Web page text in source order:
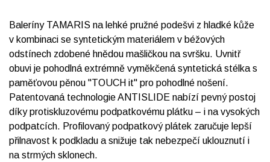
Baleríny TAMARIS na lehké pružné podešvi z hladké kůže
v kombinaci se syntetickým materiálem v béžových
odstínech zdobené hnědou mašličkou na svršku. Uvnitř
obuvi je pohodlná extrémně vyměkčená syntetická stélka s
paměťovou pěnou "TOUCH it" pro pohodlné nošení.
Patentovaná technologie ANTISLIDE nabízí pevný postoj
díky protiskluzovému podpatkovému plátku – i na vysokých
podpatcích. Profilovaný podpatkový plátek zaručuje lepší
přilnavost k podkladu a snižuje tak nebezpečí uklouznutí i
na strmých sklonech.